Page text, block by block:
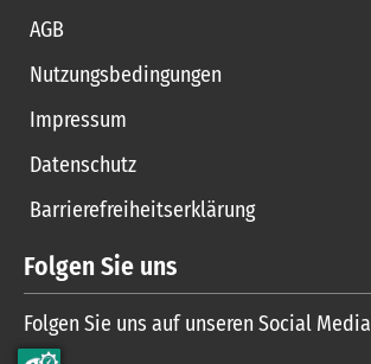
AGB
Nutzungsbedingungen
Impressum
Datenschutz
Barrierefreiheitserklärung
Folgen Sie uns
Folgen Sie uns auf unseren Social